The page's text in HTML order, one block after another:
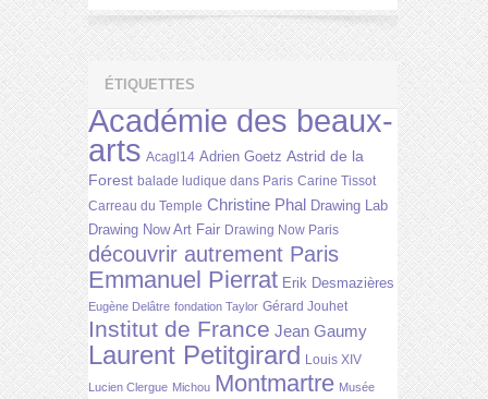
ÉTIQUETTES
Académie des beaux-
arts Acagl14 Adrien Goetz Astrid de la
Forest balade ludique dans Paris Carine Tissot
Carreau du Temple Christine Phal Drawing Lab
Drawing Now Art Fair Drawing Now Paris
découvrir autrement Paris
Emmanuel Pierrat Erik Desmazières
Eugène Delâtre fondation Taylor Gérard Jouhet
Institut de France Jean Gaumy
Laurent Petitgirard Louis XIV
Lucien Clergue Michou Montmartre Musée